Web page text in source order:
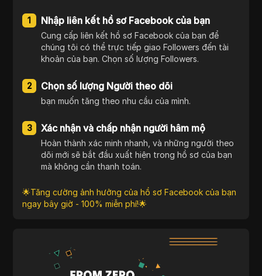
1 Nhập liên kết hồ sơ Facebook của bạn
Cung cấp liên kết hồ sơ Facebook của bạn để
chúng tôi có thể trực tiếp giao Followers đến tài
khoản của bạn. Chọn số lượng Followers.
2 Chọn số lượng Người theo dõi
bạn muốn tăng theo nhu cầu của mình.
3 Xác nhận và chấp nhận người hâm mộ
Hoàn thành xác minh nhanh, và những người theo
dõi mới sẽ bắt đầu xuất hiện trong hồ sơ của bạn
mà không cần thanh toán.
🌟Tăng cường ảnh hưởng của hồ sơ Facebook của bạn
ngay bây giờ - 100% miễn phí!🌟